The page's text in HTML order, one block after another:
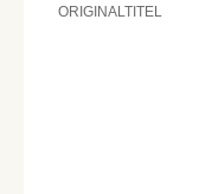
ORIGINALTITEL